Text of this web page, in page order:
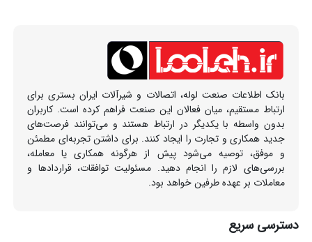
بانک اطلاعات صنعت لوله، اتصالات و شیرآلات ایران بستری برای
ارتباط مستقیم، میان فعالان این صنعت فراهم کرده است. کاربران
بدون واسطه با یکدیگر در ارتباط هستند و می‌توانند فرصت‌های
جدید همکاری و تجارت را ایجاد کنند. برای داشتن تجربه‌ای مطمئن
و موفق، توصیه می‌شود پیش از هرگونه همکاری یا معامله،
بررسی‌های لازم را انجام دهید. مسئولیت توافقات، قراردادها و
معاملات بر عهده طرفین خواهد بود.
دسترسی سریع